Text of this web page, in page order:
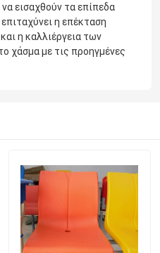
εισαχθούν τα επίπεδα
η επέκταση
η καλλιέργεια των
χάσμα με τις προηγμένες